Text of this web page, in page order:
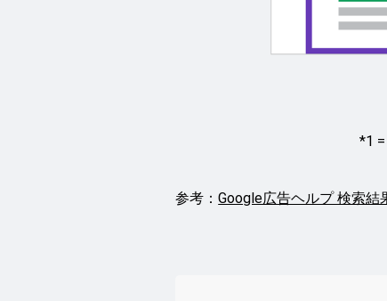
*1
参考：Google広告ヘルプ 検索結